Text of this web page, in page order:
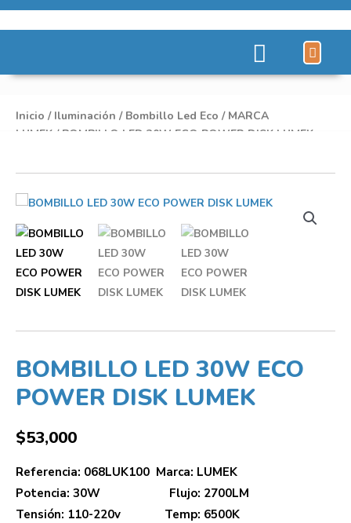
Inicio / Iluminación / Bombillo Led Eco / MARCA
LUMEK / BOMBILLO LED 30W ECO POWER DISK LUMEK
BOMBILLO LED 30W ECO
POWER DISK LUMEK
$53,000
Referencia: 068LUK100 Marca: LUMEK
Potencia: 30W Flujo: 2700LM
Tensión: 110-220v Temp: 6500K